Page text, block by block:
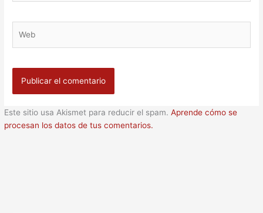
Este sitio usa Akismet para reducir el spam.Aprende cómo se
procesan los datos de tus comentarios.